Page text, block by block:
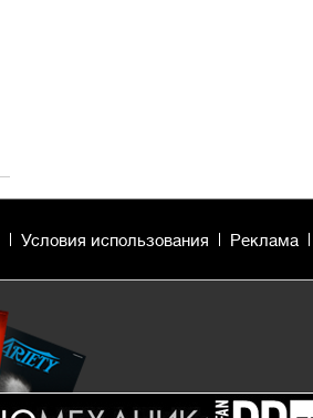
Условия использования Реклама